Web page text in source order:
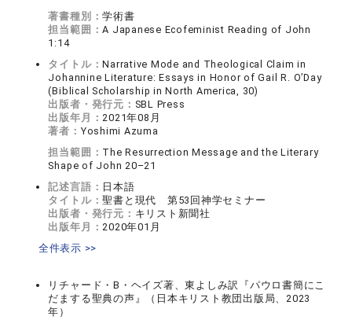
著書種別：学術書
担当範囲：A Japanese Ecofeminist Reading of John
1:14
タイトル：Narrative Mode and Theological Claim in
Johannine Literature: Essays in Honor of Gail R. O’Day
(Biblical Scholarship in North America, 30)
出版者・発行元： SBL Press
出版年月： 2021年08月
著者： Yoshimi Azuma
担当範囲： The Resurrection Message and the Literary
Shape of John 20–21
記述言語： 日本語
タイトル：聖書と現代 第53回神学セミナー
出版者・発行元： キリスト新聞社
出版年月： 2020年01月
全件表示 >>
リチャード・B・ヘイズ著、東よしみ訳『パウロ書簡にこ
だまする聖典の声』（日本キリスト教団出版局、2023
年）